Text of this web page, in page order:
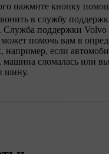
нажмите кнопку
в службу
Служба поддержки Volvo
может помочь вам в
например, если
машина сломалась или вы
шину.